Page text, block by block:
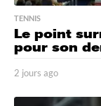
TENNIS
Le point
pour son
2 jours ago
o